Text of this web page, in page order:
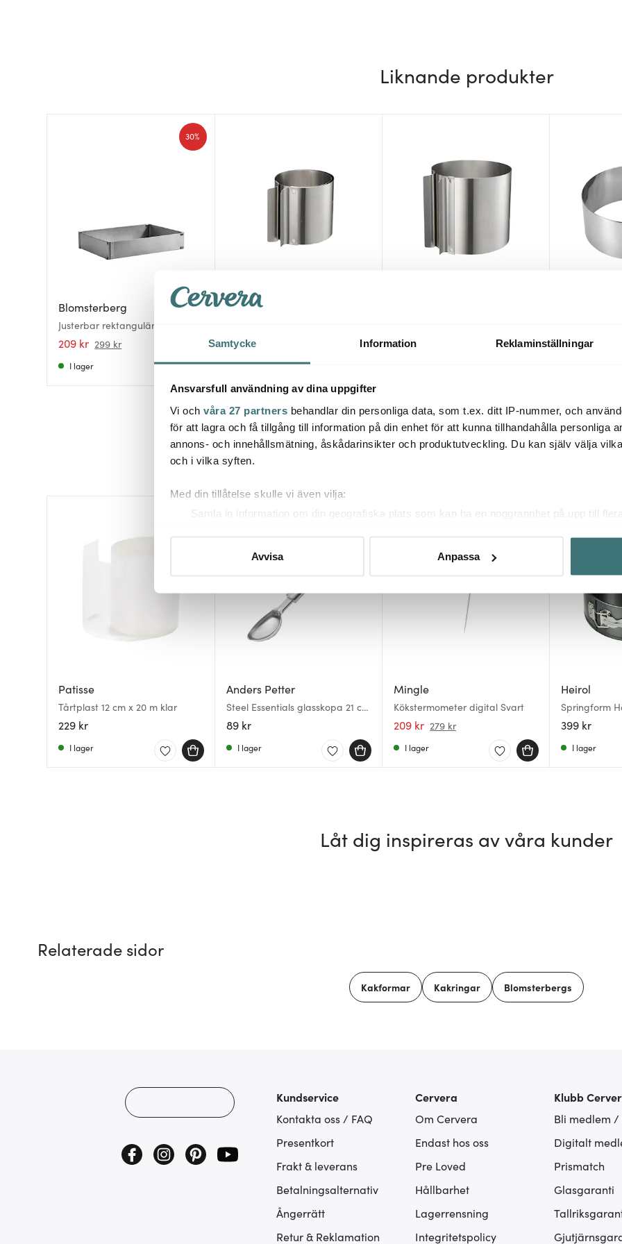
Samtycke Information Reklaminställningar
Ansvarsfull användning av dina uppgifter
Vi och våra 27 partners behandlar din personliga data, som t.ex. ditt IP-nummer, och
för att lagra och få tillgång till information på din enhet för att kunna tillhandahålla personliga
annons- och innehållsmätning, åskådarinsikter och produktutveckling. Du kan själv välja
och i vilka syften.
Med din tillåtelse skulle vi även vilja:
Samla in information om din geografiska plats som kan ha en noggrannhet på upp till
eller dra tillbaka ditt samtycke när som helst från cookie-förklaringen.
Vi använder cookies för att innehållet och annonserna ska anpassas efter det som vi tror att
att vi kan analysera vår trafik och göra hemsidan ännu bättre. Du bestämmer själv vilka
av.
Avvisa Anpassa
Liknande produkter
Blomsterberg
Justerbar rektangulär tårtform
18x25x5 rostfritt stål
209 kr 299 kr
30%
I lager
Modern House
229 kr
Få i lager
259 kr 249 kr
Du kanske också gillar
Patisse
Tårtplast 12 cm x 20 m klar
229 kr
I lager
Anders Petter
Steel Essentials glasskopa 21 cm
stål
89 kr
I lager
Mingle
Kökstermometer digital Svart
209 kr 279 kr
I lager
Heirol
Springform
399 kr
I lager
Låt dig inspireras av våra kunder
Relaterade sidor
Kakformar Kakringar Blomsterbergs
Kundservice
Kontakta oss / FAQ
Presentkort
Frakt & leverans
Betalningsalternativ
Ångerrätt
Retur & Reklamation
Cervera
Om Cervera
Endast hos oss
Pre Loved
Hållbarhet
Lagerrensning
Integritetspolicy
Klubb
Bli medlem /
Digitalt
Prismatch
Glasgaranti